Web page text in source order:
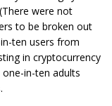
were not
to be broken out
ten users from
in cryptocurrency
in-ten adults